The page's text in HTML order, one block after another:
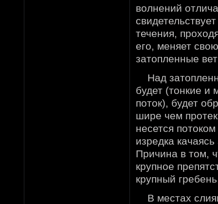
волнений
течения,
его, меняет
затопленные
Над
будет (тонкие и
поток), будет
шире чем
несется
изредка
Причина в том,
крупное
крупный
В местах